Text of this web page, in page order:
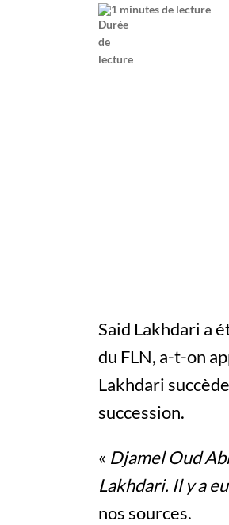
1 minutes de lecture
Said Lakhdari a
du FLN, a-t-on
Lakhdari
succession.
« Djamel Oud
Lakhdari. Il y a
nos sources.